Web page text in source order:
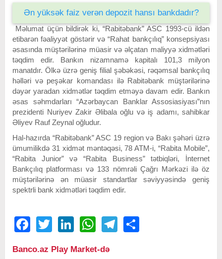
Ən yüksək faiz verən depozit hansı bankdadır?
Məlumat üçün bildirək ki, “Rabitəbank” ASC 1993-cü ildən
etibarən fəaliyyət göstərir və “Rahat bankçılıq” konsepsiyası
əsasında müştərilərinə müasir və əlçatan maliyyə xidmətləri
təqdim edir. Bankın nizamnamə kapitalı 101,3 milyon
manatdır. Ölkə üzrə geniş filial şəbəkəsi, rəqəmsal bankçılıq
həlləri və peşəkar komandası ilə Rabitəbank müştərilərinə
dəyər yaradan xidmətlər təqdim etməyə davam edir. Bankın
əsas səhmdarları “Azərbaycan Banklar Assosiasiyası”nın
prezidenti Nuriyev Zakir Əlibala oğlu və iş adamı, sahibkar
Əliyev Rauf Zeynal oğludur.
Hal-hazırda “Rabitəbank” ASC 19 region və Bakı şəhəri üzrə
ümumilikdə 31 xidmət məntəqəsi, 78 ATM-i, “Rabita Mobile”,
“Rabita Junior” və “Rabita Business” tətbiqləri, İnternet
Bankçılıq platforması və 133 nömrəli Çağrı Mərkəzi ilə öz
müştərilərinə ən müasir standartlar səviyyəsində geniş
spektrli bank xidmətləri təqdim edir.
FacebookTwitter LinkedIn WhatsAppTelegram
Banco.az Play Market-də